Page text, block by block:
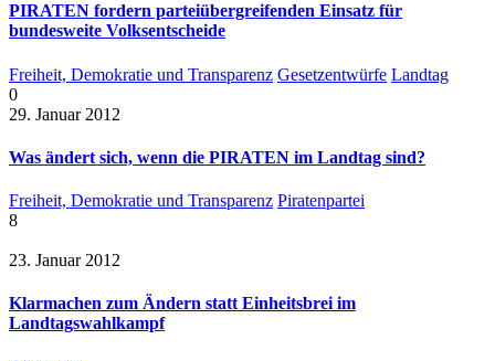
PIRATEN fordern parteiübergreifenden Einsatz für
bundesweite Volksentscheide
Freiheit, Demokratie und Transparenz Gesetzentwürfe Landtag
0
29. Januar 2012
Was ändert sich, wenn die PIRATEN im Landtag sind?
Freiheit, Demokratie und Transparenz Piratenpartei
8
23. Januar 2012
Klarmachen zum Ändern statt Einheitsbrei im
Landtagswahlkampf